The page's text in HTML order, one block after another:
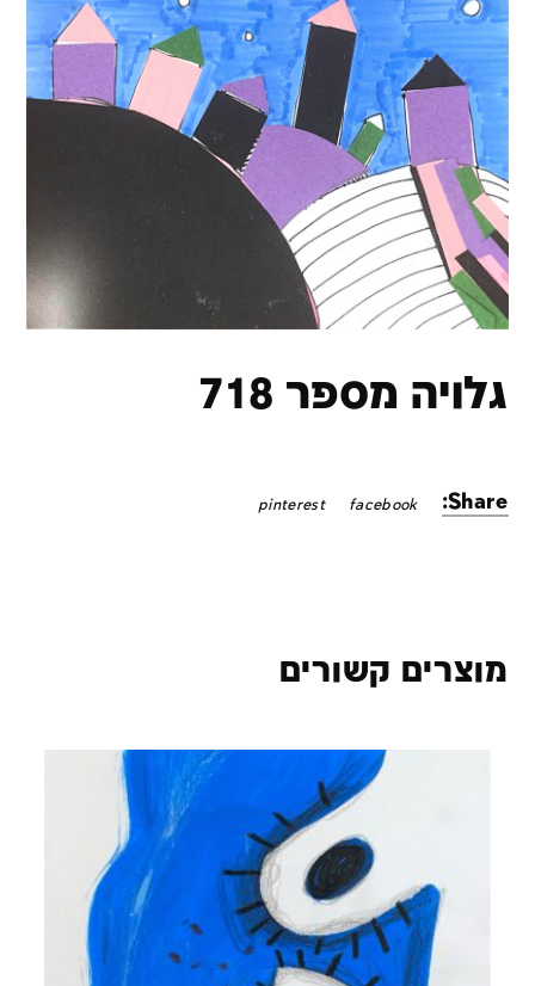
גלויה מספר 718
Share:
facebook
pinterest
מוצרים קשורים